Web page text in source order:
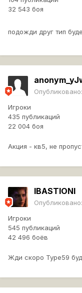
32 543 боя
подожди друг тип
Опубликовано:
Игроки
435 публикаций
22 004 боя
Акция - кв5, не
IBASTIONI
Опубликовано:
Игроки
545 публикаций
42 496 боёв
Жди скоро Type59